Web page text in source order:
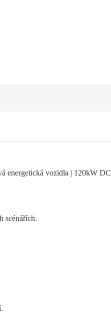
scénářích.